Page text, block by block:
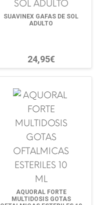
SUAVINEX GAFAS DE SOL
ADULTO
24,95€
AQUORAL FORTE
MULTIDOSIS GOTAS